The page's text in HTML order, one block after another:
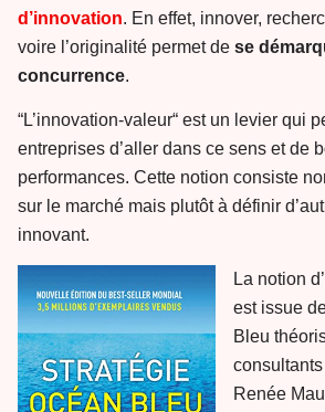
d’innovation. En effet, innover,
voire l’originalité permet de se
concurrence.
“L’innovation-valeur“ est un levier qui
entreprises d’aller dans ce sens et de
performances. Cette notion consiste
sur le marché mais plutôt à définir
innovant.
La notion
est issue
Bleu
Renée